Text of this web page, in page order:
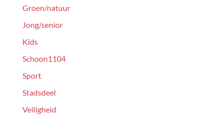
Groen/natuur
Jong/senior
Kids
Schoon1104
Sport
Stadsdeel
Veiligheid